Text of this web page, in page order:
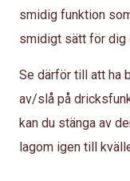
smidig funktion
smidigt sätt för dig
Se därför till att ha
av/slå på
kan du stänga av
lagom igen till